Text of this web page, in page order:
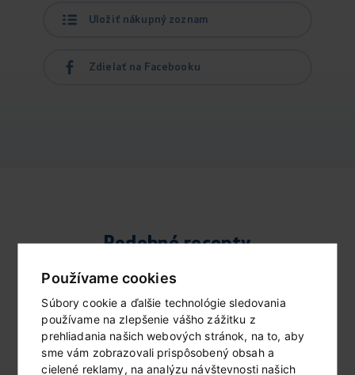
Používame cookies
Súbory cookie a ďalšie technológie sledovania
používame na zlepšenie vášho zážitku z
prehliadania našich webových stránok, na to, aby
sme vám zobrazovali prispôsobený obsah a
cielené reklamy, na analýzu návštevnosti našich
Uložiť nákupný zoznam
Zdielať na Facebooku
Podobné recepty